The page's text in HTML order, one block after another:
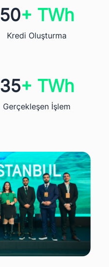
50+ TWh
Kredi Oluşturma
35+ TWh
Gerçekleşen İşlem